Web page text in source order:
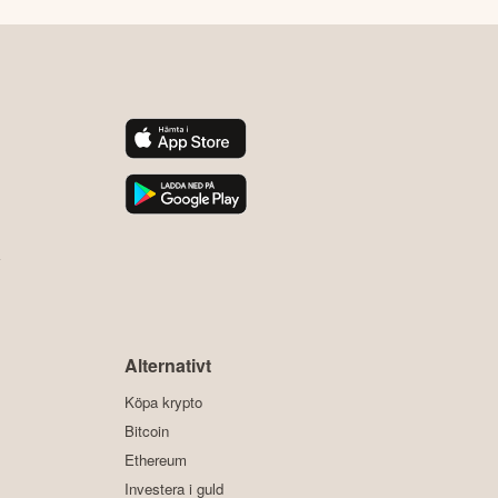
Alternativt
Köpa krypto
Bitcoin
Ethereum
Investera i guld